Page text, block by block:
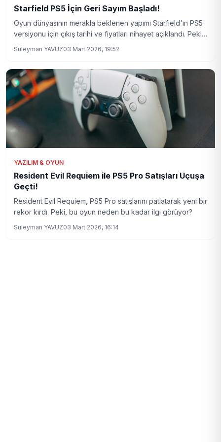
Starfield PS5 İçin Geri Sayım Başladı!
Oyun dünyasının merakla beklenen yapımı Starfield'ın PS5
versiyonu için çıkış tarihi ve fiyatları nihayet açıklandı. Peki,
Süleyman YAVUZ03 Mart 2026, 19:52
YAZILIM & OYUN
Resident Evil Requiem ile PS5 Pro Satışları Uçuşa
Geçti!
Resident Evil Requiem, PS5 Pro satışlarını patlatarak yeni bir
rekor kırdı. Peki, bu oyun neden bu kadar ilgi görüyor?
Süleyman YAVUZ03 Mart 2026, 16:14